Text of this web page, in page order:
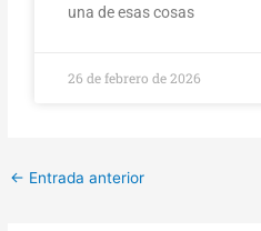
una de esas cosas
26 de febrero de 2026
← Entrada anterior